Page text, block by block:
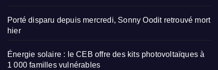
Porté disparu depuis mercredi, Sonny Oodit retrouvé mort
hier
Énergie solaire : le CEB offre des kits photovoltaïques à
1 000 familles vulnérables